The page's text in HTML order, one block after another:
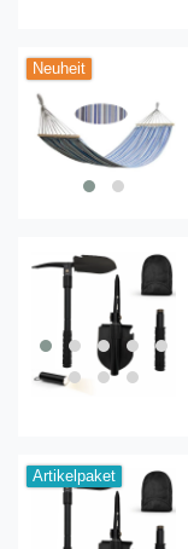
Neuheit
Artikelpaket